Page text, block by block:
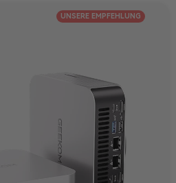
UNSERE EMPFEHLUNG